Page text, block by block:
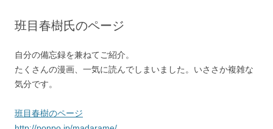
班目春樹氏のページ
自分の備忘録を兼ねてご紹介。
たくさんの漫画、一気に読んでしまいました。いささか複雑な
気分です。
班目春樹のページ